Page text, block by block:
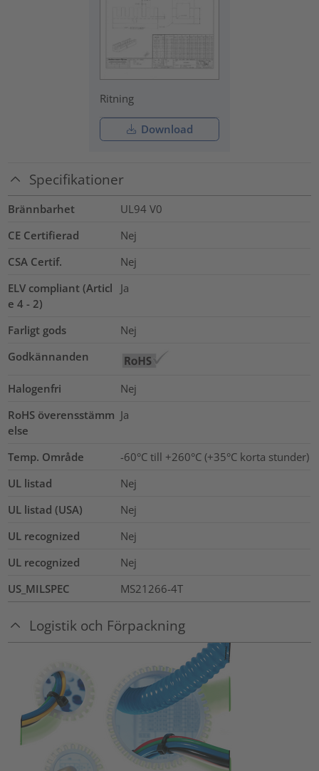
Ritning
Download
Specifikationer
Brännbarhet
UL94 V0
CE Certifierad
Nej
CSA Certif.
Nej
ELV compliant (Articl
e 4 - 2)
Ja
Farligt gods
Nej
Godkännanden
Halogenfri
Nej
RoHS överensstämm
else
Ja
Temp. Område
-60°C till +260°C (+35°C korta stunder)
UL listad
Nej
UL listad (USA)
Nej
UL recognized
Nej
UL recognized
Nej
US_MILSPEC
MS21266-4T
Logistik och Förpackning